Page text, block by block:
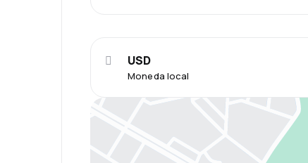
Moneda local
USD